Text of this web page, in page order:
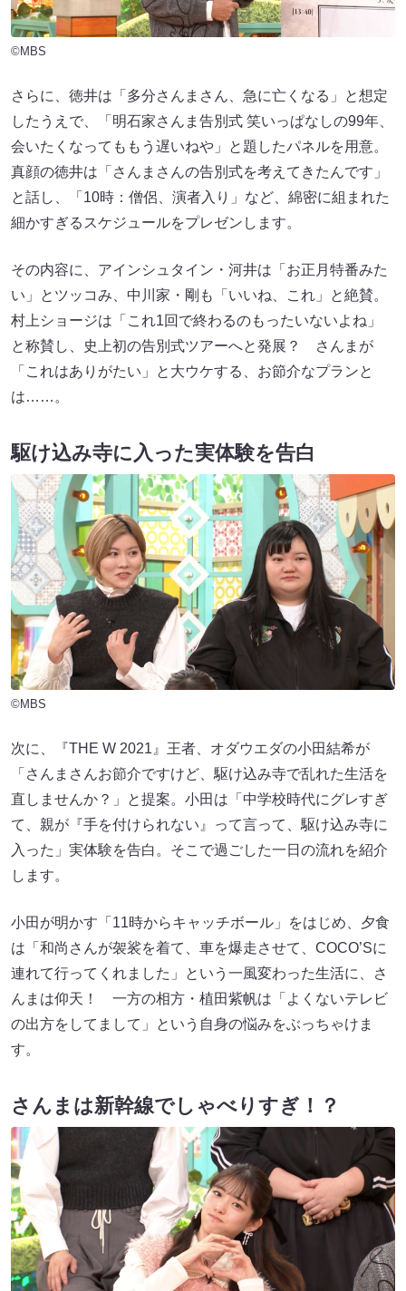
©MBS
さらに、徳井は「多分さんまさん、急に亡くなる」と想定
したうえで、「明石家さんま告別式 笑いっぱなしの99年、
会いたくなってももう遅いねや」と題したパネルを用意。
真顔の徳井は「さんまさんの告別式を考えてきたんです」
と話し、「10時：僧侶、演者入り」など、綿密に組まれた
細かすぎるスケジュールをプレゼンします。
その内容に、アインシュタイン・河井は「お正月特番みた
い」とツッコみ、中川家・剛も「いいね、これ」と絶賛。
村上ショージは「これ1回で終わるのもったいないよね」
と称賛し、史上初の告別式ツアーへと発展？ さんまが
「これはありがたい」と大ウケする、お節介なプランと
は……。
駆け込み寺に入った実体験を告白
©MBS
次に、『THE W 2021』王者、オダウエダの小田結希が
「さんまさんお節介ですけど、駆け込み寺で乱れた生活を
直しませんか？」と提案。小田は「中学校時代にグレすぎ
て、親が『手を付けられない』って言って、駆け込み寺に
入った」実体験を告白。そこで過ごした一日の流れを紹介
します。
小田が明かす「11時からキャッチボール」をはじめ、夕食
は「和尚さんが袈裟を着て、車を爆走させて、COCO’Sに
連れて行ってくれました」という一風変わった生活に、さ
んまは仰天！ 一方の相方・植田紫帆は「よくないテレビ
の出方をしてまして」という自身の悩みをぶっちゃけま
す。
さんまは新幹線でしゃべりすぎ！？